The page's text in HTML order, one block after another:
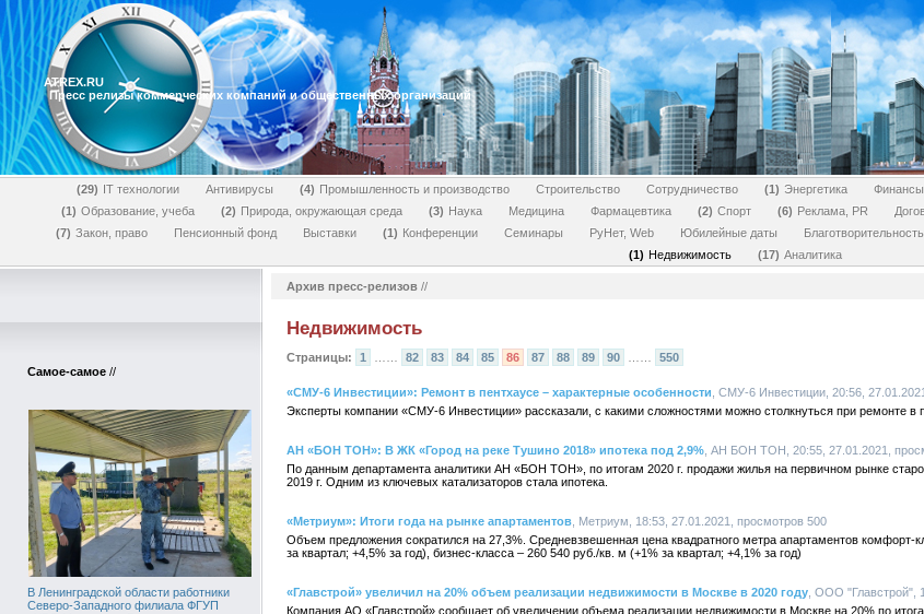
ATREX.RU
Пресс релизы коммерческих компаний и общественных организаций
29 IT технологии Антивирусы 4 Промышленность и производство Строительство Сотрудничество 1 Энергетика Финансы
1
Образование, учеба 2 Природа, окружающая среда 3 Наука Медицина Фармацевтика 2 Спорт 6 Реклама, PR
7
Закон, право Пенсионный фонд Выставки 1 Конференции Семинары РуНет, Web Юбилейные даты Благотворительность
1
Недвижимость 17 Аналитика
Самое-самое //
В Ленинградской области работники
Северо-Западного филиала ФГУП
Архив пресс-релизов //
Недвижимость
Страницы: 1 82 83 84 85 86 87 88 89 90 550
«СМУ-6 Инвестиции»: Ремонт в пентхаусе – характерные особенности , СМУ-6 Инвестиции, 20:56,
Эксперты компании «СМУ-6 Инвестиции» рассказали, с какими сложностями можно столкнуться при ремонте в
АН «БОН ТОН»: В ЖК «Город на реке Тушино 2018» ипотека под 2,9% , АН БОН ТОН, 20:55, 27.01.2021,
По данным департамента аналитики АН «БОН ТОН», по итогам 2020 г. продажи жилья на первичном рынке
2019 г. Одним из ключевых катализаторов стала ипотека.
«Метриум»: Итоги года на рынке апартаментов , Метриум, 18:53, 27.01.2021, просмотров 500
Объем предложения сократился на 27,3%. Средневзвешенная цена квадратного метра апартаментов комфорт-
за квартал; +4,5% за год), бизнес-класса – 260 540 руб./кв. м (+1% за квартал; +4,1% за год)
«Главстрой» увеличил на 20% объем реализации недвижимости в Москве в 2020 году , ООО "Главстрой",
Компания АО «Главстрой» сообщает об увеличении объема реализации недвижимости в Москве на 20% по